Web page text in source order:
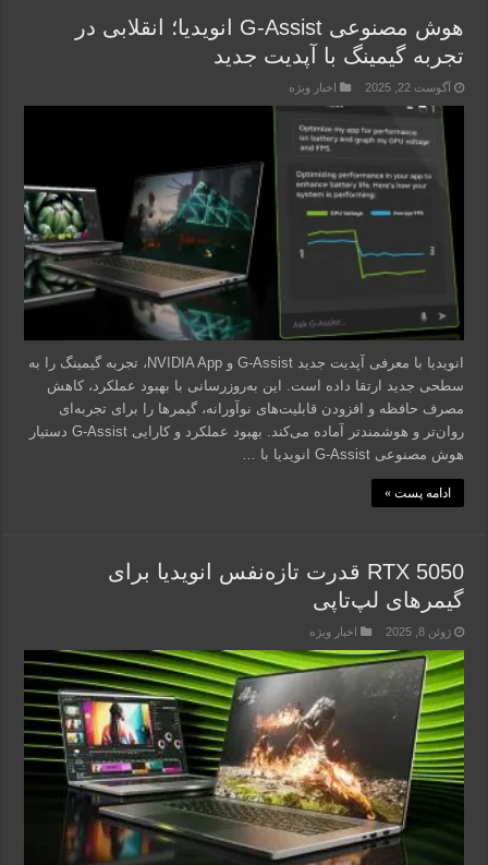
هوش مصنوعی G-Assist انویدیا؛ انقلابی در
تجربه گیمینگ با آپدیت جدید
آگوست 22, 2025 اخبار ویژه
انویدیا با معرفی آپدیت جدید G-Assist و NVIDIA App، تجربه گیمینگ را به
سطحی جدید ارتقا داده است. این به‌روزرسانی با بهبود عملکرد، کاهش
مصرف حافظه و افزودن قابلیت‌های نوآورانه، گیمرها را برای تجربه‌ای
روان‌تر و هوشمندتر آماده می‌کند. بهبود عملکرد و کارایی G-Assist دستیار
هوش مصنوعی G-Assist انویدیا با …
ادامه پست »
RTX 5050 قدرت تازه‌نفس انویدیا برای
گیمرهای لپ‌تاپی
ژوئن 8, 2025 اخبار ویژه